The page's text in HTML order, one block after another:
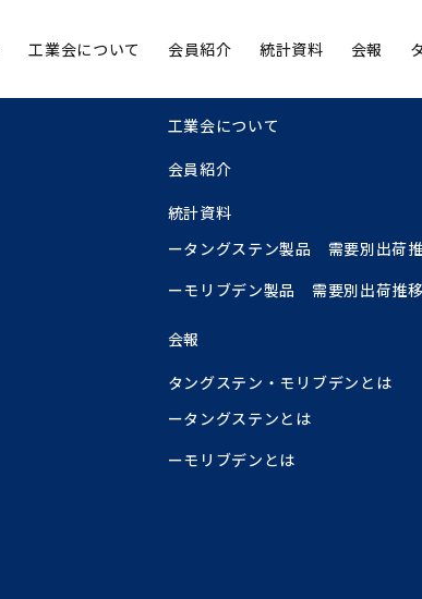
工業会について 会員紹介 統計資料 会報
工業会について
会員紹介
統計資料
ータングステン製品 需要別出荷
ーモリブデン製品 需要別出荷推
会報
タングステン・モリブデンとは
ータングステンとは
ーモリブデンとは